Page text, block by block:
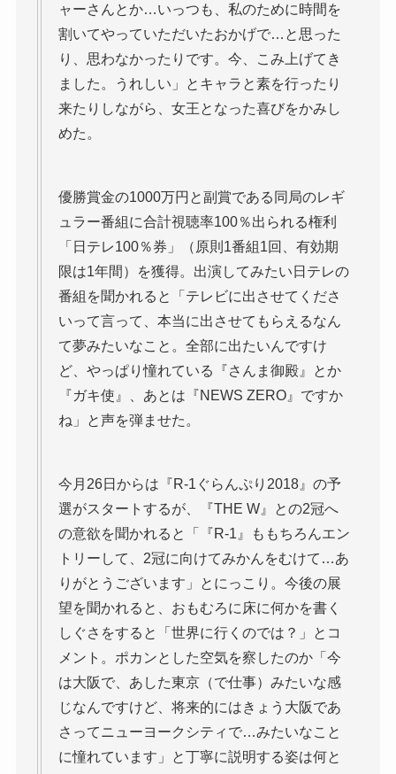
ャーさんとか…いっつも、私のために時間を
割いてやっていただいたおかげで…と思った
り、思わなかったりです。今、こみ上げてき
ました。うれしい」とキャラと素を行ったり
来たりしながら、女王となった喜びをかみし
めた。
優勝賞金の1000万円と副賞である同局のレギ
ュラー番組に合計視聴率100％出られる権利
「日テレ100％券」（原則1番組1回、有効期
限は1年間）を獲得。出演してみたい日テレの
番組を聞かれると「テレビに出させてくださ
いって言って、本当に出させてもらえるなん
て夢みたいなこと。全部に出たいんですけ
ど、やっぱり憧れている『さんま御殿』とか
『ガキ使』、あとは『NEWS ZERO』ですか
ね」と声を弾ませた。
今月26日からは『R-1ぐらんぷり2018』の予
選がスタートするが、『THE W』との2冠へ
の意欲を聞かれると「『R-1』ももちろんエン
トリーして、2冠に向けてみかんをむけて…あ
りがとうございます」とにっこり。今後の展
望を聞かれると、おもむろに床に何かを書く
しぐさをすると「世界に行くのでは？」とコ
メント。ポカンとした空気を察したのか「今
は大阪で、あした東京（で仕事）みたいな感
じなんですけど、将来的にはきょう大阪であ
さってニューヨークシティで…みたいなこと
に憧れています」と丁寧に説明する姿は何と